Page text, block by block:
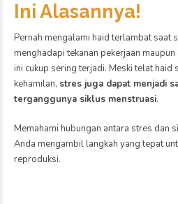
sehari-hari ternyata turut berperan
Karena itu, menjaga gaya hidup sehat
membantu mengurangi risiko
Impotensi adalah kondisi ketika pria
mencapai atau mempertahankan ereksi